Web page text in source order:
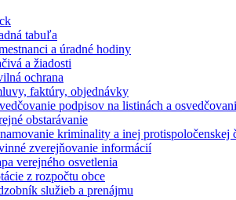
tabuľa
a úradné hodiny
a žiadosti
ochrana
faktúry, objednávky
podpisov na listinách a
obstarávanie
kriminality a inej protispoločenskej
zverejňovanie informácií
verejného osvetlenia
z rozpočtu obce
služieb a prenájmu